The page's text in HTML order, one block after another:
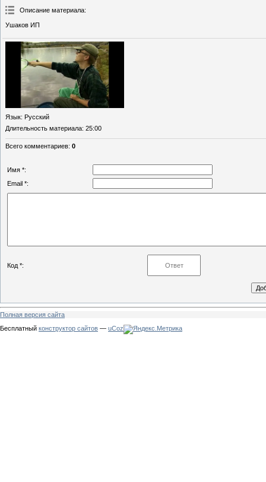
Описание материала:
Ушаков ИП
Язык: Русский
Длительность материала: 25:00
Всего комментариев: 0
Имя *:
Email *:
Код *:
Полная версия сайта
Бесплатный конструктор сайтов — uCoz